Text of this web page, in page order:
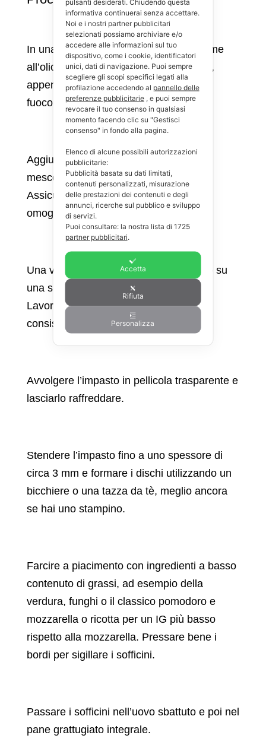
In una casseruola, mettere il latte insieme
all’olio e al sale. Portare a ebollizione e,
appena raggiunto il bollore, togliere dal
fuoco.
Aggiungere la farina al composto e
mescolare con un cucchiaio di legno.
Assicurati di ottenere una consistenza
omogenea.
Una volta intiepidito, trasferire l’impasto su
una spianatoia leggermente infarinata.
Lavorare l’impasto fino a ottenere una
consistenza liscia e morbida.
Avvolgere l’impasto in pellicola trasparente e
lasciarlo raffreddare.
Stendere l’impasto fino a uno spessore di
circa 3 mm e formare i dischi utilizzando un
bicchiere o una tazza da tè, meglio ancora
se hai uno stampino.
Farcire a piacimento con ingredienti a basso
contenuto di grassi, ad esempio della
verdura, funghi o il classico pomodoro e
mozzarella o ricotta per un IG più basso
rispetto alla mozzarella. Pressare bene i
bordi per sigillare i sofficini.
Passare i sofficini nell’uovo sbattuto e poi nel
pane grattugiato integrale.
pulsanti desiderati. Chiudendo questa
informativa continuerai senza accettare.
Noi e i nostri partner pubblicitari
selezionati possiamo archiviare e/o
accedere alle informazioni sul tuo
dispositivo, come i cookie, identificatori
unici, dati di navigazione. Puoi sempre
scegliere gli scopi specifici legati alla
profilazione accedendo al pannello delle
preferenze pubblicitarie, e puoi sempre
revocare il tuo consenso in qualsiasi
momento facendo clic su "Gestisci
consenso" in fondo alla pagina.
Elenco di alcune possibili autorizzazioni
pubblicitarie:
Pubblicità basata su dati limitati,
contenuti personalizzati, misurazione
delle prestazioni dei contenuti e degli
annunci, ricerche sul pubblico e sviluppo
di servizi.
Puoi consultare: la nostra lista di 1725
partner pubblicitari.
Accetta
Rifiuta
Personalizza